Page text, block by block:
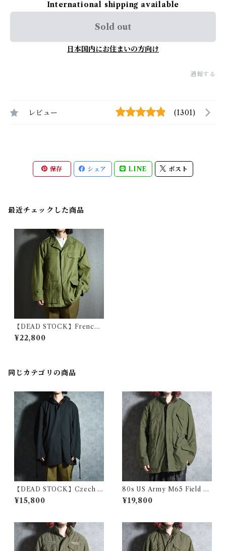
International shipping available
Sold out
日本国内にお住まいの方向け
通報する
レビュー (1301)
保存 シェア LINE ポスト
最近チェックした商品
【DEAD STOCK】French
Army M47 Field Jacket フラ
ンス軍 フィールド ジャケット
¥22,800
同じカテゴリの商品
【DEAD STOCK】Czech A
rmy Cotton Snow Camoufl
age Parka チェコ軍 コットン
¥15,800
80s US Army M65 Field Ja
cket 3rd model アメリカ軍
M65 フィールド ジャケット 1
¥19,800